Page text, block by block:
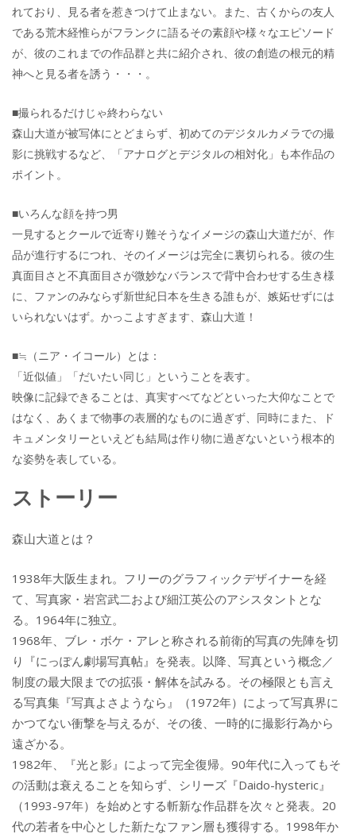
れており、見る者を惹きつけて止まない。また、古くからの友人
である荒木経惟らがフランクに語るその素顔や様々なエピソード
が、彼のこれまでの作品群と共に紹介され、彼の創造の根元的精
神へと見る者を誘う・・・。
■撮られるだけじゃ終わらない
森山大道が被写体にとどまらず、初めてのデジタルカメラでの撮
影に挑戦するなど、「アナログとデジタルの相対化」も本作品の
ポイント。
■いろんな顔を持つ男
一見するとクールで近寄り難そうなイメージの森山大道だが、作
品が進行するにつれ、そのイメージは完全に裏切られる。彼の生
真面目さと不真面目さが微妙なバランスで背中合わせする生き様
に、ファンのみならず新世紀日本を生きる誰もが、嫉妬せずには
いられないはず。かっこよすぎます、森山大道！
■≒（ニア・イコール）とは：
「近似値」「だいたい同じ」ということを表す。
映像に記録できることは、真実すべてなどといった大仰なことで
はなく、あくまで物事の表層的なものに過ぎず、同時にまた、ド
キュメンタリーといえども結局は作り物に過ぎないという根本的
な姿勢を表している。
ストーリー
森山大道とは？
1938年大阪生まれ。フリーのグラフィックデザイナーを経
て、写真家・岩宮武二および細江英公のアシスタントとな
る。1964年に独立。
1968年、ブレ・ボケ・アレと称される前衛的写真の先陣を切
り『にっぽん劇場写真帖』を発表。以降、写真という概念／
制度の最大限までの拡張・解体を試みる。その極限とも言え
る写真集『写真よさようなら』（1972年）によって写真界に
かつてない衝撃を与えるが、その後、一時的に撮影行為から
遠ざかる。
1982年、『光と影』によって完全復帰。90年代に入ってもそ
の活動は衰えることを知らず、シリーズ『Daido-hysteric』
（1993-97年）を始めとする斬新な作品群を次々と発表。20
代の若者を中心とした新たなファン層も獲得する。1998年か